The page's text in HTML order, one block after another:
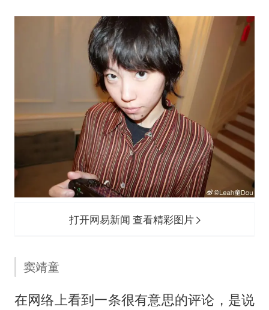
打开网易新闻 查看精彩图片
窦靖童
在网络上看到一条很有意思的评论，是说